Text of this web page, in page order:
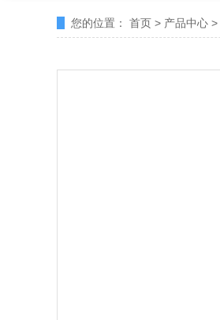
您的位置： 首页 > 产品中心 >